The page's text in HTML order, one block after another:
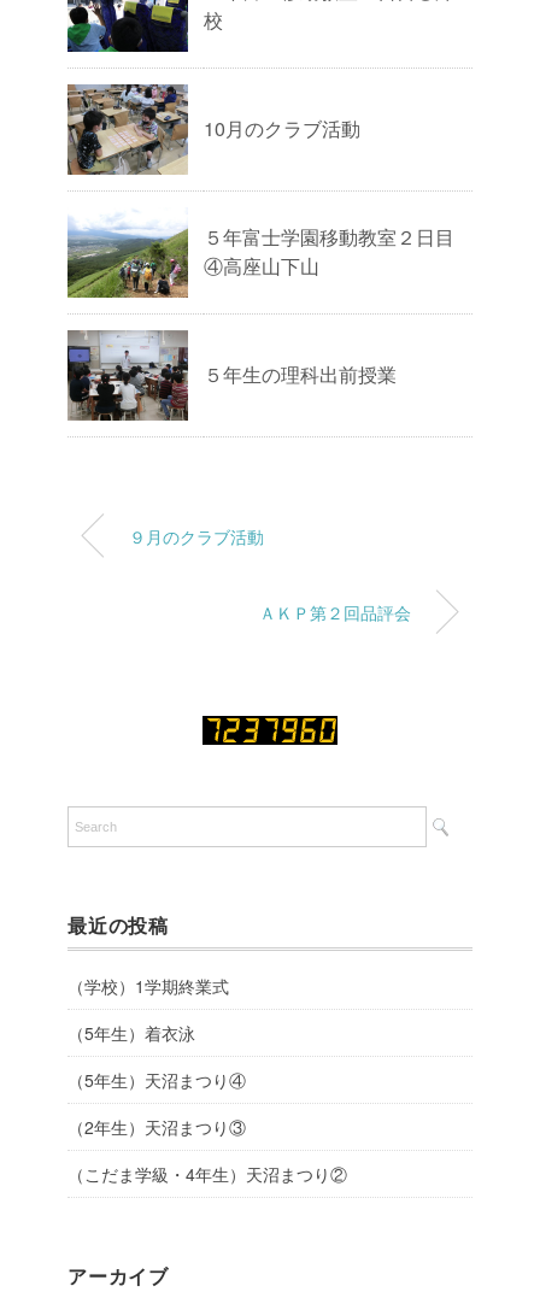
校
10月のクラブ活動
５年富士学園移動教室２日目
④高座山下山
５年生の理科出前授業
９月のクラブ活動
ＡＫＰ第２回品評会
最近の投稿
（学校）1学期終業式
（5年生）着衣泳
（5年生）天沼まつり④
（2年生）天沼まつり③
（こだま学級・4年生）天沼まつり②
アーカイブ